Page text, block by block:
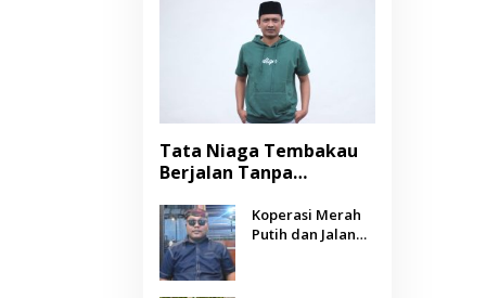
Tata Niaga Tembakau
Berjalan Tanpa
Negara Berpihak
kepada Petani?
Koperasi Merah
Putih dan Jalan